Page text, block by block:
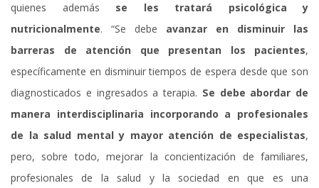
quienes además se les tratará psicológica y
nutricionalmente. “Se debe avanzar en disminuir las
barreras de atención que presentan los pacientes,
específicamente en disminuir tiempos de espera desde que son
diagnosticados e ingresados a terapia. Se debe abordar de
manera interdisciplinaria incorporando a profesionales
de la salud mental y mayor atención de especialistas,
pero, sobre todo, mejorar la concientización de familiares,
profesionales de la salud y la sociedad en que es una